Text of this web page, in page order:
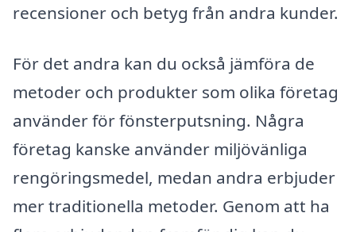
recensioner och betyg från andra kunder.
För det andra kan du också jämföra de
metoder och produkter som olika företag
använder för fönsterputsning. Några
företag kanske använder miljövänliga
rengöringsmedel, medan andra erbjuder
mer traditionella metoder. Genom att ha